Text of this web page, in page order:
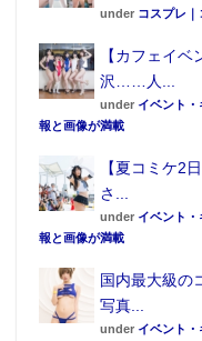
under コスプレ
【カフェイ
沢……人...
under イベント・
報と画像が満載
【夏コミケ2
さ...
under イベント・
報と画像が満載
国内最大級の
写真...
under イベント・